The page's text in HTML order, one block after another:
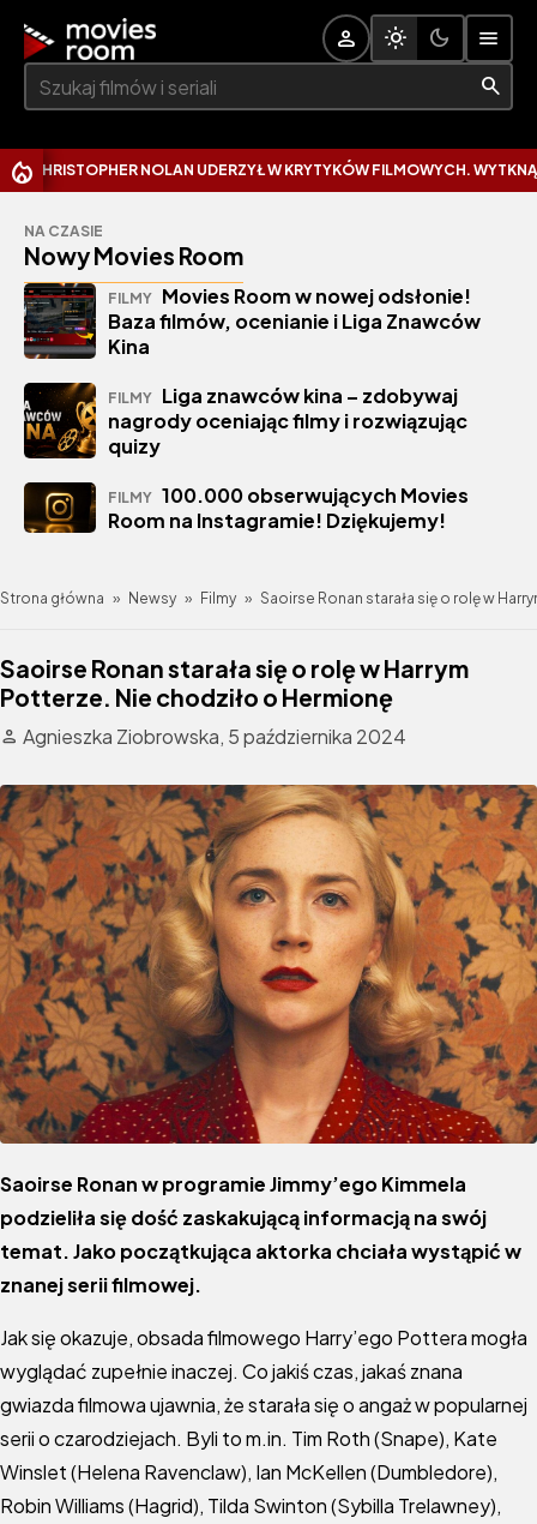
Szukaj:
NOLAN UDERZYŁ W KRYTYKÓW FILMOWYCH. WYTKNĄŁ IM
NA CZASIE
Nowy Movies Room
FILMY Movies Room w nowej odsłonie!
Baza filmów, ocenianie i Liga Znawców
Kina
FILMY Liga znawców kina – zdobywaj
nagrody oceniając filmy i rozwiązując
quizy
FILMY 100.000 obserwujących Movies
Room na Instagramie! Dziękujemy!
Strona główna » Newsy » Filmy » Saoirse Ronan starała się o rolę w
Saoirse Ronan starała się o rolę w Harrym
Potterze. Nie chodziło o Hermionę
Agnieszka Ziobrowska, 5 października 2024
Saoirse Ronan w programie Jimmy’ego Kimmela
podzieliła się dość zaskakującą informacją na swój
temat. Jako początkująca aktorka chciała wystąpić w
znanej serii filmowej.
Jak się okazuje, obsada filmowego Harry’ego Pottera mogła
wyglądać zupełnie inaczej. Co jakiś czas, jakaś znana
gwiazda filmowa ujawnia, że starała się o angaż w popularnej
serii o czarodziejach. Byli to m.in. Tim Roth (Snape), Kate
Winslet (Helena Ravenclaw), Ian McKellen (Dumbledore),
Robin Williams (Hagrid), Tilda Swinton (Sybilla Trelawney),